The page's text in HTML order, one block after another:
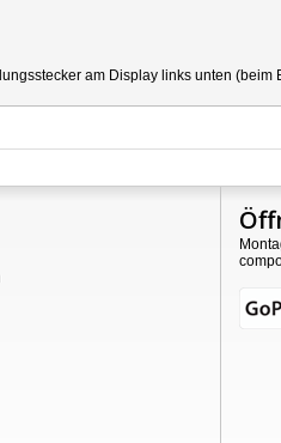
am Display links unten (beim